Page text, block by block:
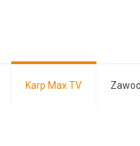
Karp Max TV